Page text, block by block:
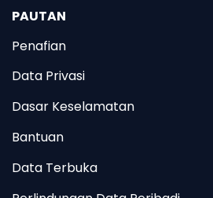
PAUTAN
Penafian
Data Privasi
Dasar Keselamatan
Bantuan
Data Terbuka